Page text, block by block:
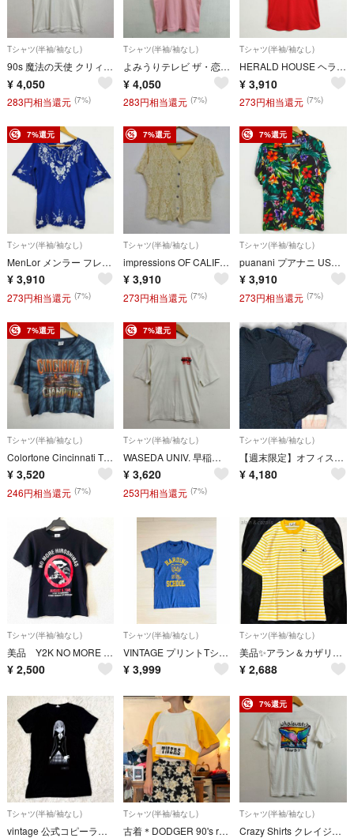
Tシャツ(半袖/袖なし)
90s 魔法の天使 クリィミーマミ Tシャツ ホワイト アニメ 漫画 ぴえろ VINTAGE 古着 C255
¥ 4,050
283円相当還元 (7%)
Tシャツ(半袖/袖なし)
よみうりテレビ ザ・恋ピューター Tシャツ シングルステッチ 古着 VINTAGE 日本製 読売 レトロ ロゴ プリント ピンク系 C640
¥ 4,050
283円相当還元 (7%)
Tシャツ(半袖/袖なし)
HERALD HOUSE ヘラルドハウス ヘンリーネック Tシャツ レッド クロップド フレンチスリーブ リンガー トリム USA製 70s 80s 古着 VINTAGE レディース LF3
¥ 3,910
273円相当還元 (7%)
7%還元
Tシャツ(半袖/袖なし)
MenLor メンラー フレンチシルク 刺繍 民族 半袖 カットソー メキシコ製 ユーロ 古着 VINTAGE LF25
¥ 3,910
273円相当還元 (7%)
7%還元
Tシャツ(半袖/袖なし)
impressions OF CALIFORNIA インプレッションズオブカリフォルニア 80s 90s USA製 レース シアー シェルボタン 半袖 シャツ ブラウス カットソー 古着 VINTAGE レディース サイズ L LF49
¥ 3,910
273円相当還元 (7%)
7%還元
Tシャツ(半袖/袖なし)
puanani プアナニ USA製 総柄 花柄 開襟 オープンカラー アロハシャツ 半袖 シャツ 古着 VINTAGE レディース サイズ M LF54
¥ 3,910
273円相当還元 (7%)
7%還元
Tシャツ(半袖/袖なし)
Colortone Cincinnati Tシャツ 半袖 シンシナティベンガルズ ダブルグラフィック タイダイ ムラ染め カットオフ 短丈 クロップド リメイク Y2K 古着 VINTAGE ダンス グレー系 L C933
¥ 3,520
246円相当還元 (7%)
7%還元
Tシャツ(半袖/袖なし)
WASEDA UNIV. 早稲田大学 SKI TEAM スキー チーム 協会 Tシャツ 古着 vintage レトロ 両面プリント ホワイト系 C34
¥ 3,620
253円相当還元 (7%)
Tシャツ(半袖/袖なし)
【週末限定】オフィスカジュアル まとめ売り4点 UNIQLO anySiSなど
¥ 4,180
Tシャツ(半袖/袖なし)
美品 Y2K NO MORE HIROSHIMAS 広島 Tシャツ 反戦
¥ 2,500
Tシャツ(半袖/袖なし)
VINTAGE プリントTシャツ ブルー
¥ 3,999
Tシャツ(半袖/袖なし)
美品✨アラン＆カザリス/猫刺繍ボーダーTシャツ/レトロ/アニマルモチーフ/M
¥ 2,688
Tシャツ(半袖/袖なし)
vintage 公式コピーライト 00s ソウルイーター マカ Tシャツ BayIsland Y2K SOUL EATER アニメ
Tシャツ(半袖/袖なし)
古着＊DODGER 90's raglan T-shirt TIGERS
7%還元
Tシャツ(半袖/袖なし)
Crazy Shirts クレイジーシャツ クジラ ホエール Tシャツ 半袖 両面 プリント シングルステッチ USA製 古着 VINTAGE ホワイト系 L F158